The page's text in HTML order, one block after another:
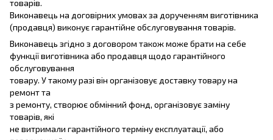
товарів.
Виконавець на договірних умовах за дорученням виготівника
(продавця) виконує гарантійне обслуговування товарів.
Виконавець згідно з договором також може брати на себе
функції виготівника або продавця щодо гарантійного
обслуговування
товару. У такому разі він організовує доставку товару на
ремонт та
з ремонту, створює обмінний фонд, організовує заміну
товарів, які
не витримали гарантійного терміну експлуатації, або